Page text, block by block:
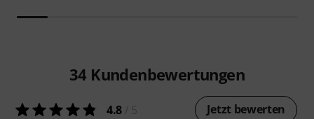
34 Kundenbewertungen
4.8 Jetzt bewerten